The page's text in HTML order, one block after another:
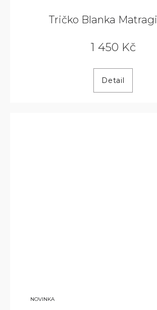
Tričko Blanka
1 450 Kč
Detail
NOVINKA